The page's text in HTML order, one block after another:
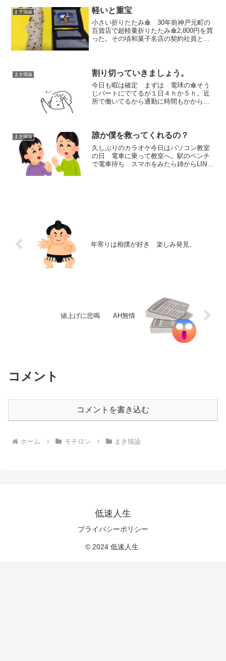
返事をした。「見にこられたら恥ずかし
いから内緒」だって 駅前...
まき猫論 軽いと重宝
小さい折りたたみ傘 30年前神戸元町の
百貨店で超軽量折りたたみ傘2,800円を買
った。その頃和菓子名店の契約社員とし
で 1名が休み...
まき猫論 割り切っていきましょう。
今日も暇は確定 まずは 電球の傘そう
じパートにでてるが１日４ｈか５ｈ。近
所で働いてるから通勤に時間もかからず
はん食べて 七時半。電球...
まき猫論 誰か僕を救ってくれるの？
久しぶりのカラオケ今日はパソコン教室
の日 電車に乗って教室へ。駅のベンチ
で電車待ち スマホをみたら姉からLINE
年寄りは相撲が好き 楽しみ発見。
値上げに悲鳴 AH無情
コメント
コメントを書き込む
ホーム モチロン まき猫論
低速人生
プライバシーポリシー
© 2024 低速人生.